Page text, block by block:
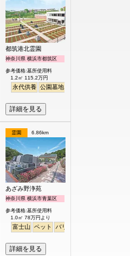
都筑港北霊園
神奈川県 横浜市都筑区
参考価格:墓所使用料
1.2㎡ 115.2万円
永代供養 公園墓地
詳細を見る
霊園 6.86km
あざみ野浄苑
神奈川県 横浜市青葉区
参考価格:墓所使用料
1.0㎡ 78万円より
富士山 ペット バリアフリー
詳細を見る